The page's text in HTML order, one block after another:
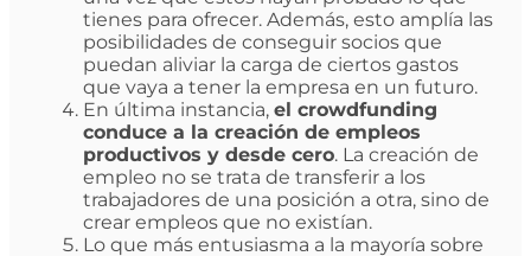
tienes para ofrecer. Además, esto amplía las
posibilidades de conseguir socios que
puedan aliviar la carga de ciertos gastos
que vaya a tener la empresa en un futuro.
En última instancia, el crowdfunding
conduce a la creación de empleos
productivos y desde cero. La creación de
empleo no se trata de transferir a los
trabajadores de una posición a otra, sino de
crear empleos que no existían.
Lo que más entusiasma a la mayoría sobre